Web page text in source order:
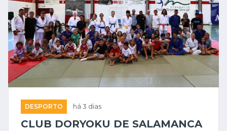
DESPORTO há 3 dias
CLUB DORYOKU DE SALAMANCA